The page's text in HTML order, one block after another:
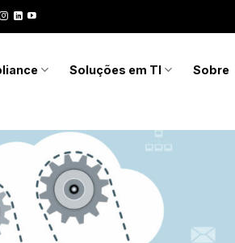
Soluções em TI Sobre